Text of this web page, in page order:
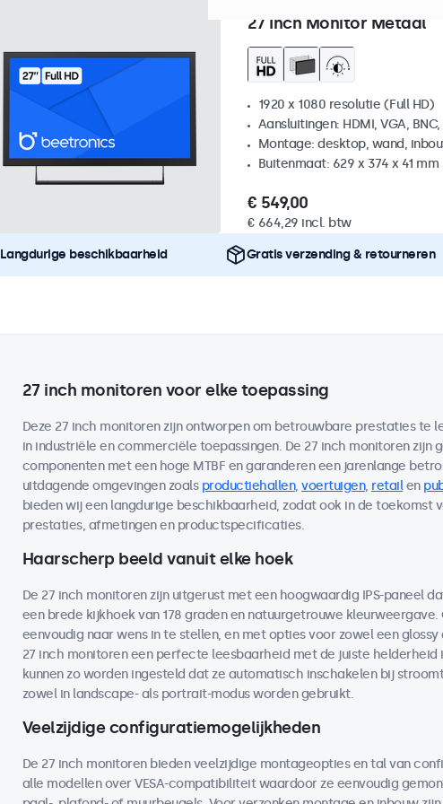
27 Inch Monitor Metaal
1920 x 1080 resolutie (Full HD)
Aansluitingen: HDMI, VGA, BNC,
Montage: desktop, wand,
Buitenmaat: 629 x 374 x 41 mm
€ 549,00
€ 664,29 incl. btw
Langdurige beschikbaarheid Gratis verzending & retourneren
27 inch monitoren voor elke toepassing
Deze 27 inch monitoren zijn ontworpen om betrouwbare prestaties te
in industriële en commerciële toepassingen. De 27 inch monitoren
componenten met een hoge MTBF en garanderen een jarenlange
uitdagende omgevingen zoals productiehallen, voertuigen, retailen
bieden wij een langdurige beschikbaarheid, zodat ook in de toekomst
prestaties, afmetingen en productspecificaties.
Haarscherp beeld vanuit elke hoek
De 27 inch monitoren zijn uitgerust met een hoogwaardig IPS-paneel
een brede kijkhoek van 178 graden en natuurgetrouwe
eenvoudig naar wens in te stellen, en met opties voor zowel een
27 inch monitoren een perfecte leesbaarheid met de juiste helderheid
kunnen zo worden ingesteld dat ze automatisch inschakelen bij
zowel in landscape- als portrait-modus worden gebruikt.
Veelzijdige configuratiemogelijkheden
De 27 inch monitoren bieden veelzijdige montageopties en tal van
alle modellen over VESA-compatibiliteit waardoor ze eenvoudig